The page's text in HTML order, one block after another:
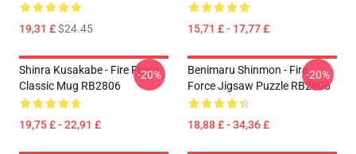
19,31 £$24.45 15,71 £ - 17,77 £
Shinra Kusakabe - Fire Force
Classic Mug RB2806
19,75 £ - 22,91 £
-20%
Benimaru Shinmon - Fire
Force Jigsaw Puzzle RB2806
18,88 £ - 34,36 £
-20%